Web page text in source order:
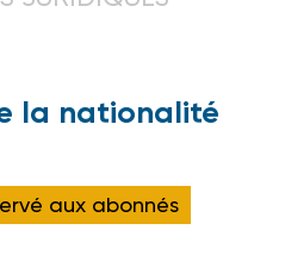
la nationalité
aux abonnés